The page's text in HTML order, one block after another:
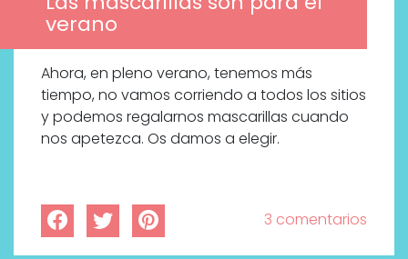
verano
Ahora, en pleno verano, tenemos más
tiempo, no vamos corriendo a todos los sitios
y podemos regalarnos mascarillas cuando
nos apetezca. Os damos a elegir.
3 comentarios